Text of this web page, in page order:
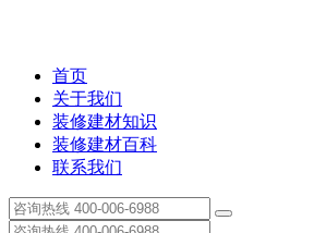
首页
关于我们
装修建材知识
装修建材百科
联系我们